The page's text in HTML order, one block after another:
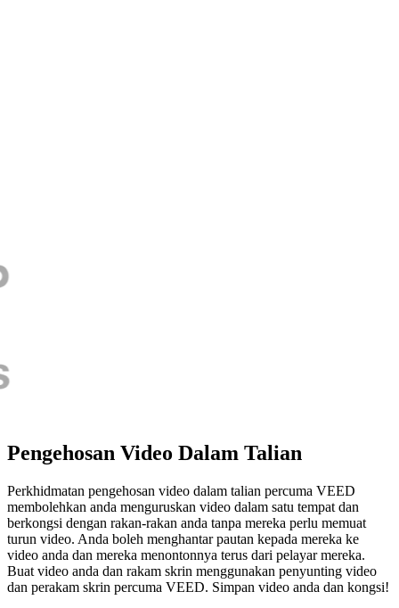
Pengehosan Video Dalam Talian
Perkhidmatan pengehosan video dalam talian percuma VEED
membolehkan anda menguruskan video dalam satu tempat dan
berkongsi dengan rakan-rakan anda tanpa mereka perlu memuat
turun video. Anda boleh menghantar pautan kepada mereka ke
video anda dan mereka menontonnya terus dari pelayar mereka.
Buat video anda dan rakam skrin menggunakan penyunting video
dan perakam skrin percuma VEED. Simpan video anda dan kongsi!